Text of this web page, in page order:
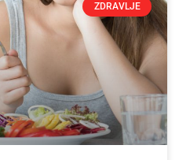
ZDRAVLJE